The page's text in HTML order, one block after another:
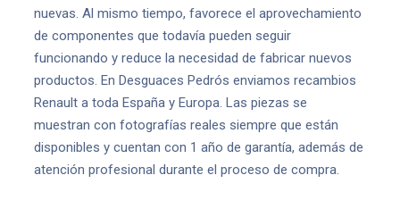
nuevas. Al mismo tiempo, favorece el aprovechamiento
de componentes que todavía pueden seguir
funcionando y reduce la necesidad de fabricar nuevos
productos. En Desguaces Pedrós enviamos recambios
Renault a toda España y Europa. Las piezas se
muestran con fotografías reales siempre que están
disponibles y cuentan con 1 año de garantía, además de
atención profesional durante el proceso de compra.